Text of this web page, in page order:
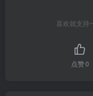
喜欢就支持
点赞0